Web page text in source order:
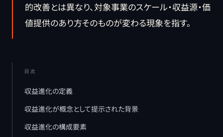
的改善とは異なり、対象事業のスケール・収益源・価
値提供のあり方そのものが変わる現象を指す。
目次
収益進化の定義
収益進化が概念として提示された背景
収益進化の構成要素